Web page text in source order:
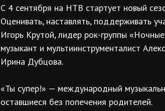
С 4 сентября на НТВ стартует новый
Оценивать, наставлять, поддерживать
Игорь Крутой, лидер рок-группы
музыкант и мультиинструменталист
Ирина Дубцова.
«Ты супер!» — международный
оставшиеся без попечения родителей.